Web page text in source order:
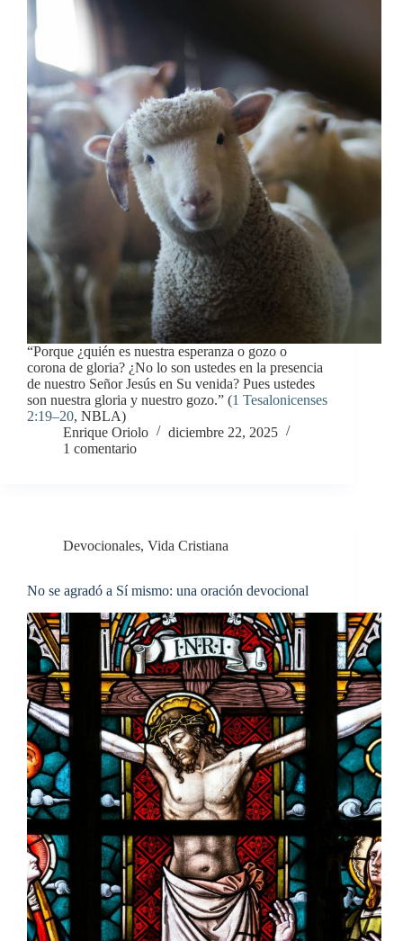
“Porque ¿quién es nuestra esperanza o gozo o
corona de gloria? ¿No lo son ustedes en la presencia
de nuestro Señor Jesús en Su venida? Pues ustedes
son nuestra gloria y nuestro gozo.” (1 Tesalonicenses
2:19–20, NBLA)
Enrique Oriolo
diciembre 22, 2025
1 comentario
Devocionales, Vida Cristiana
No se agradó a Sí mismo: una oración devocional